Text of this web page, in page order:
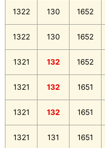
1322 130 1652
1322 130 1652
1321 132 1652
1321 132 1651
1321 132 1651
1321 131 1651